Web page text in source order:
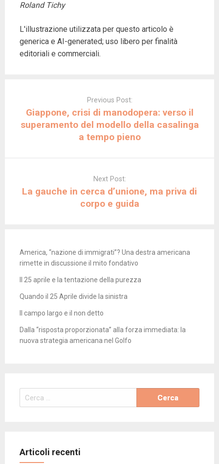
Roland Tichy
L'illustrazione utilizzata per questo articolo è
generica e AI-generated; uso libero per finalità
editoriali e commerciali.
Previous Post:
Giappone, crisi di manodopera: verso il
superamento del modello della casalinga
a tempo pieno
Next Post:
La gauche in cerca d’unione, ma priva di
corpo e guida
America, “nazione di immigrati”? Una destra americana
rimette in discussione il mito fondativo
Il 25 aprile e la tentazione della purezza
Quando il 25 Aprile divide la sinistra
Il campo largo e il non detto
Dalla “risposta proporzionata” alla forza immediata: la
nuova strategia americana nel Golfo
Ricerca
per:
Articoli recenti